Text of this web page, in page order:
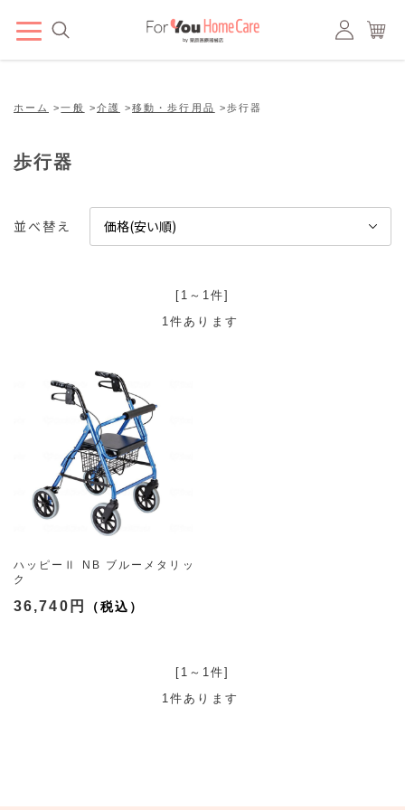
ホーム >一般 >介護 >移動・歩行用品 >歩行器
歩行器
並べ替え
[1～1件]
1件あります
ハッピーⅡ NB ブルーメタリッ
ク
36,740円
[1～1件]
1件あります